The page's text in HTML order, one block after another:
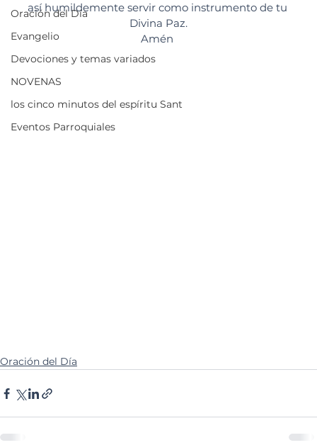
Oración del Día
Evangelio
Devociones y temas variados
NOVENAS
los cinco minutos del espíritu Sant
Eventos Parroquiales
así humildemente servir como instrumento de tu
Divina Paz.
Amén
Oración del Día